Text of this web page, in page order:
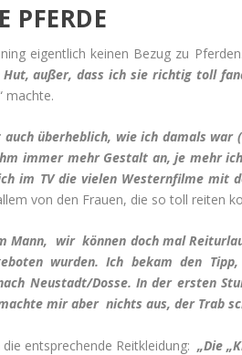
PFERDE
eigentlich keinen Bezug zu Pferden.
außer, dass ich sie richtig toll
machte.
überheblich, wie ich damals
immer mehr Gestalt an, je mehr
im TV die vielen Westernfilme mit
von den Frauen, die so toll reiten
Mann, wir können doch mal
wurden. Ich bekam den
Neustadt/Dosse. In der ersten
mir aber nichts aus, der Trab
entsprechende Reitkleidung: „Die